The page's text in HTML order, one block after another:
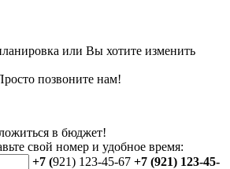
или Вы хотите изменить
позвоните нам!
в бюджет!
свой номер и удобное время:
+7 (921) 123-45-67 +7 (921) 123-45-